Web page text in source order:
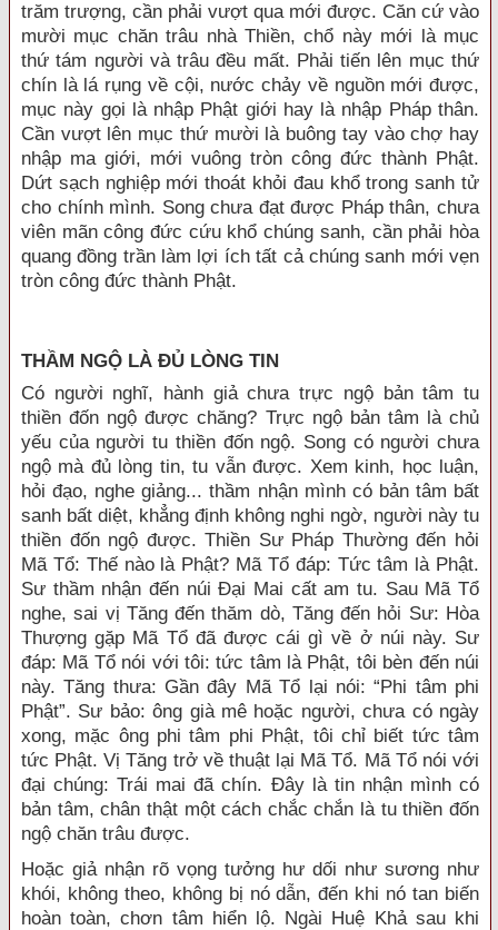
trăm trượng, cần phải vượt qua mới được. Căn cứ vào
mười mục chăn trâu nhà Thiền, chổ này mới là mục
thứ tám người và trâu đều mất. Phải tiến lên mục thứ
chín là lá rụng về cội, nước chảy về nguồn mới được,
mục này gọi là nhập Phật giới hay là nhập Pháp thân.
Cần vượt lên mục thứ mười là buông tay vào chợ hay
nhập ma giới, mới vuông tròn công đức thành Phật.
Dứt sạch nghiệp mới thoát khỏi đau khổ trong sanh tử
cho chính mình. Song chưa đạt được Pháp thân, chưa
viên mãn công đức cứu khổ chúng sanh, cần phải hòa
quang đồng trần làm lợi ích tất cả chúng sanh mới vẹn
tròn công đức thành Phật.
THẦM NGỘ LÀ ÐỦ LÒNG TIN
Có người nghĩ, hành giả chưa trực ngộ bản tâm tu
thiền đốn ngộ được chăng? Trực ngộ bản tâm là chủ
yếu của người tu thiền đốn ngộ. Song có người chưa
ngộ mà đủ lòng tin, tu vẫn được. Xem kinh, học luận,
hỏi đạo, nghe giảng... thầm nhận mình có bản tâm bất
sanh bất diệt, khẳng định không nghi ngờ, người này tu
thiền đốn ngộ được. Thiền Sư Pháp Thường đến hỏi
Mã Tổ: Thế nào là Phật? Mã Tổ đáp: Tức tâm là Phật.
Sư thầm nhận đến núi Ðại Mai cất am tu. Sau Mã Tổ
nghe, sai vị Tăng đến thăm dò, Tăng đến hỏi Sư: Hòa
Thượng gặp Mã Tổ đã được cái gì về ở núi này. Sư
đáp: Mã Tổ nói với tôi: tức tâm là Phật, tôi bèn đến núi
này. Tăng thưa: Gần đây Mã Tổ lại nói: “Phi tâm phi
Phật”. Sư bảo: ông già mê hoặc người, chưa có ngày
xong, mặc ông phi tâm phi Phật, tôi chỉ biết tức tâm
tức Phật. Vị Tăng trở về thuật lại Mã Tổ. Mã Tổ nói với
đại chúng: Trái mai đã chín. Ðây là tin nhận mình có
bản tâm, chân thật một cách chắc chắn là tu thiền đốn
ngộ chăn trâu được.
Hoặc giả nhận rõ vọng tưởng hư dối như sương như
khói, không theo, không bị nó dẫn, đến khi nó tan biến
hoàn toàn, chơn tâm hiển lộ. Ngài Huệ Khả sau khi